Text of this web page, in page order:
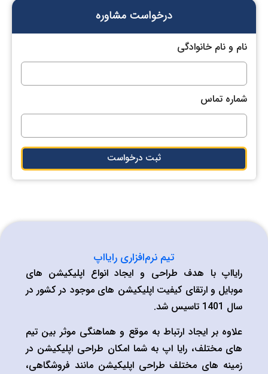
درخواست مشاوره
نام و نام خانوادگی
شماره تماس
ثبت درخواست
تیم نرم‌افزاری رایااپ
رایااپ با هدف طراحی و ایجاد انواع اپلیکیشن های
موبایل و ارتقای کیفیت اپلیکیشن های موجود در کشور در
سال 1401 تاسیس شد.
علاوه بر ایجاد ارتباط به موقع و هماهنگی موثر بین تیم
های مختلف، رایا اپ به شما امکان طراحی اپلیکیشن در
زمینه های مختلف طراحی اپلیکیشن مانند فروشگاهی،